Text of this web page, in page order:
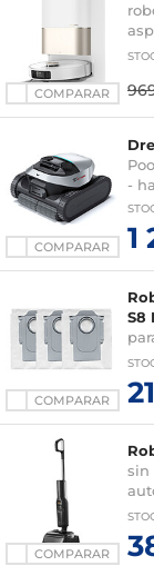
COMPARAR
3,2
COMPARAR
-
1
COMPARAR
S8
COMPARAR
sin